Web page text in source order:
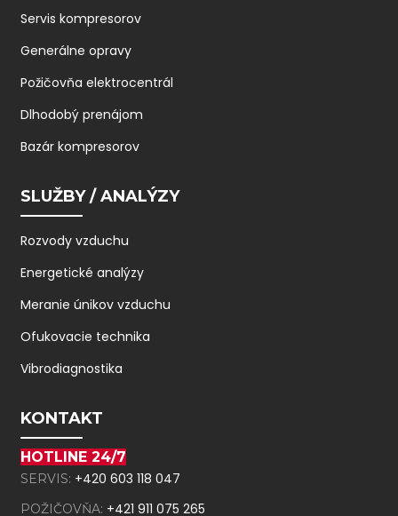
Servis kompresorov
Generálne opravy
Požičovňa elektrocentrál
Dlhodobý prenájom
Bazár kompresorov
SLUŽBY / ANALÝZY
Rozvody vzduchu
Energetické analýzy
Meranie únikov vzduchu
Ofukovacie technika
Vibrodiagnostika
KONTAKT
HOTLINE 24/7
SERVIS: +420 603 118 047
POŽIČOVŇA: +421 911 075 265